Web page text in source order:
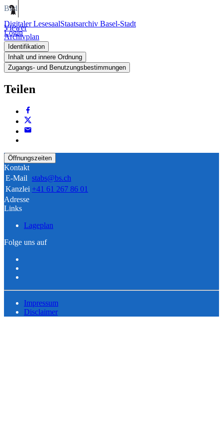
Digitaler LesesaalStaatsarchiv Basel-Stadt
Login
Bild
Viewer
Archivplan
Identifikation
Inhalt und innere Ordnung
Zugangs- und Benutzungsbestimmungen
Teilen
Öffnungszeiten
Kontakt
E-Mail stabs@bs.ch
Kanzlei +41 61 267 86 01
Adresse
Links
Lageplan
Folge uns auf
Impressum
Disclaimer